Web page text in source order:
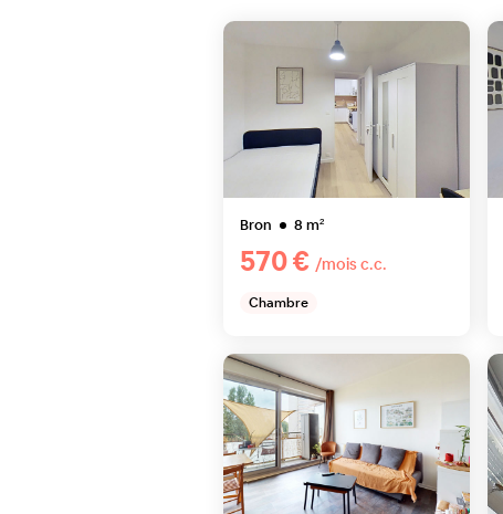
Bron 8 m²
570 € /mois c.c.
Chambre